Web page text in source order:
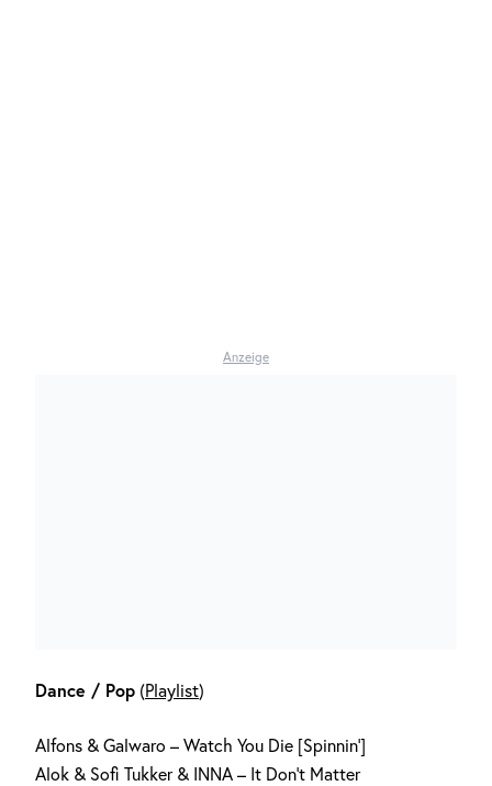
Anzeige
Dance / Pop (Playlist)
Alfons & Galwaro – Watch You Die [Spinnin‘]
Alok & Sofi Tukker & INNA – It Don’t Matter